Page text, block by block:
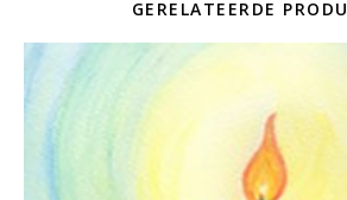
GERELATEERDE